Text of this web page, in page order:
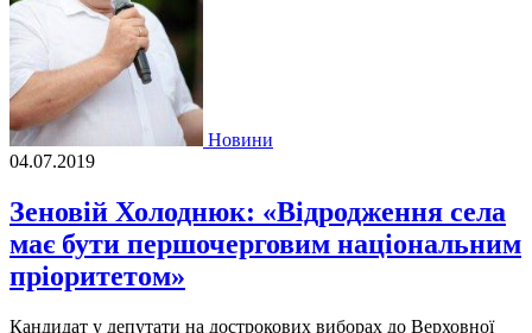
Новини
04.07.2019
Зеновій Холоднюк: «Відродження села
має бути першочерговим національним
пріоритетом»
Кандидат у депутати на дострокових виборах до Верховної